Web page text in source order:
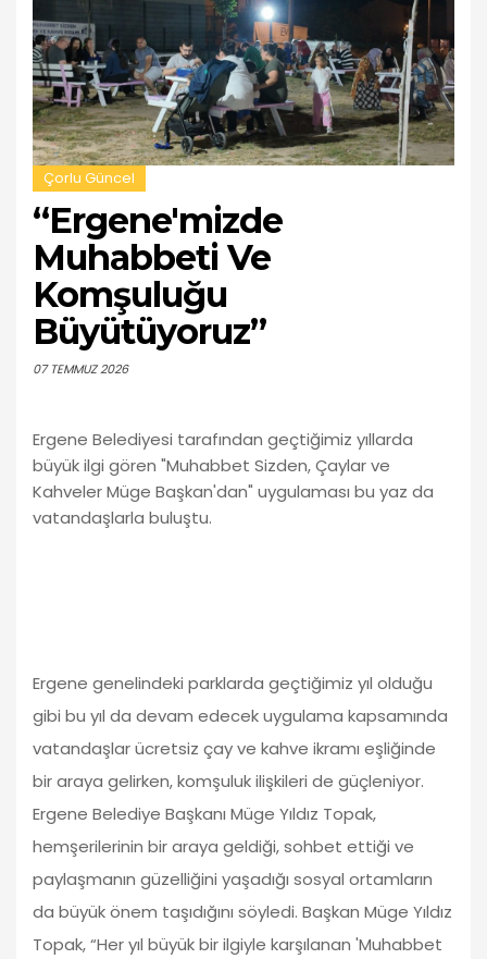
Çorlu Güncel
“Ergene'mizde
Muhabbeti Ve
Komşuluğu
Büyütüyoruz”
07 TEMMUZ 2026
Ergene Belediyesi tarafından geçtiğimiz yıllarda
büyük ilgi gören "Muhabbet Sizden, Çaylar ve
Kahveler Müge Başkan'dan" uygulaması bu yaz da
vatandaşlarla buluştu.
Ergene genelindeki parklarda geçtiğimiz yıl olduğu
gibi bu yıl da devam edecek uygulama kapsamında
vatandaşlar ücretsiz çay ve kahve ikramı eşliğinde
bir araya gelirken, komşuluk ilişkileri de güçleniyor.
Ergene Belediye Başkanı Müge Yıldız Topak,
hemşerilerinin bir araya geldiği, sohbet ettiği ve
paylaşmanın güzelliğini yaşadığı sosyal ortamların
da büyük önem taşıdığını söyledi. Başkan Müge Yıldız
Topak, “Her yıl büyük bir ilgiyle karşılanan 'Muhabbet